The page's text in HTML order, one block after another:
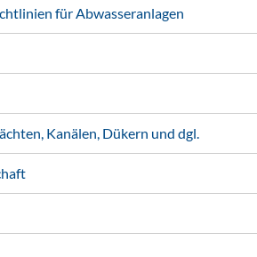
für Abwasseranlagen
Kanälen, Dükern und dgl.